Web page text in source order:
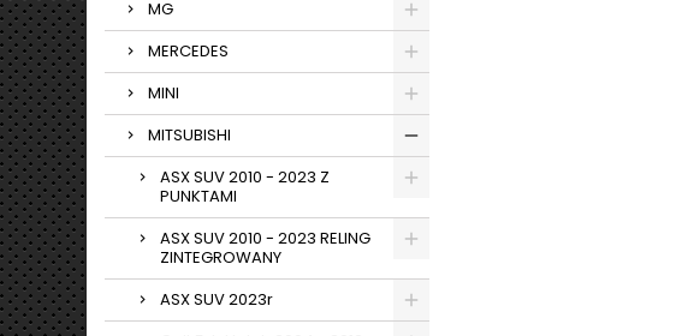
MG
MERCEDES
MINI
MITSUBISHI
ASX SUV 2010 - 2023 Z
PUNKTAMI
ASX SUV 2010 - 2023 RELING
ZINTEGROWANY
ASX SUV 2023r